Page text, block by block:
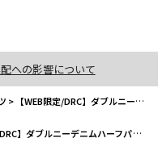
への影響について
> 【WEB限定/DRC】ダブルニーデニムハーフパンツ
】ダブルニーデニムハーフパンツ